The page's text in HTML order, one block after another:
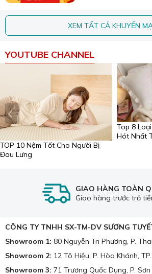
Bên cạnh đó, nơi đây cũng chuyên may
dụng chăn ga gối.
Đặc biệt, đây là cửa hàng chuyên
yêu cầu của khách hàng với máy may
có kinh nghiệm, sẵn sàng đáp ứng
từ các dòng chăn mền đại trà đến cao
Sương Tuyết cam kết với khách
Không bán chăn ga gối đệm chất
khách hàng.
thị trường.
Luôn giao hàng đúng hẹn và đúng
Luôn có đội ngũ nhân viên sẵn
XEM TẤT CẢ KHUYẾN
YOUTUBE CHANNEL
TOP 10 Nệm Tốt Cho Người Bị
Đau Lưng
Top 8
Hót Nhất
GIAO HÀNG TOÀN
Giao hàng trước trả
CÔNG TY TNHH SX-TM-DV SƯƠNG
Showroom 1: 80 Nguyễn Tri Phương, P.
Showroom 2: 12 Tô Hiệu, P. Hòa Khánh,
Showroom 3: 71 Trương Quốc Dụng, P.